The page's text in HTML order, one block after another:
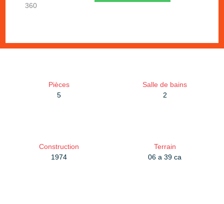
360
Pièces
5
Salle de bains
2
Construction
1974
Terrain
06 a 39 ca